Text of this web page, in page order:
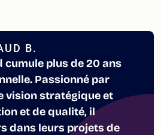
B.
cumule plus de 20 ans
Passionné par
vision stratégique et
et de qualité, il
dans leurs projets de